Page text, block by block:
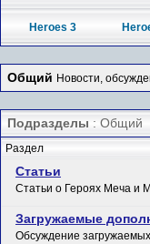
Heroes 3
Общий Новости,
Подразделы : Общий
Раздел
Статьи
Статьи о Героях Меча и
Загружаемые
Обсуждение